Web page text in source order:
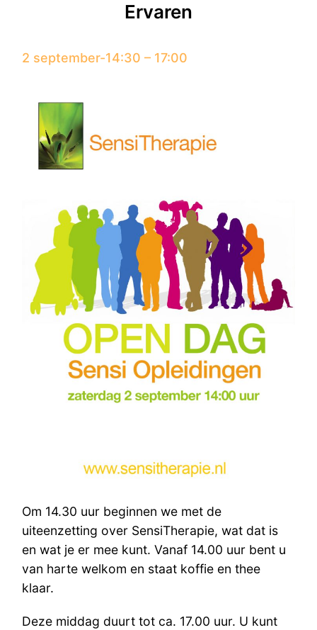
Ervaren
2 september-14:30 – 17:00
Om 14.30 uur beginnen we met de
uiteenzetting over SensiTherapie, wat dat is
en wat je er mee kunt. Vanaf 14.00 uur bent u
van harte welkom en staat koffie en thee
klaar.
Deze middag duurt tot ca. 17.00 uur. U kunt